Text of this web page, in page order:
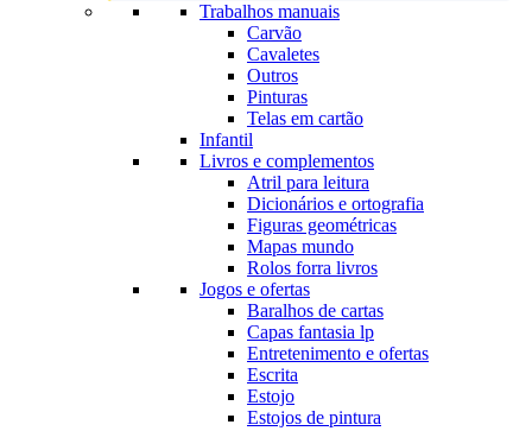
Trabalhos manuais
Carvão
Cavaletes
Outros
Pinturas
Telas em cartão
Infantil
Livros e complementos
Atril para leitura
Dicionários e ortografia
Figuras geométricas
Mapas mundo
Rolos forra livros
Jogos e ofertas
Baralhos de cartas
Capas fantasia lp
Entretenimento e ofertas
Escrita
Estojo
Estojos de pintura